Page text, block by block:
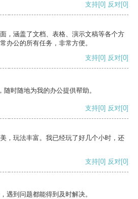
支持[0] 反对[0]
，涵盖了文档、表格、演示文稿等各个方
办公的所有任务，非常方便。
支持[0] 反对[0]
时随地为我的办公提供帮助。
支持[0] 反对[0]
，玩法丰富。我已经玩了好几个小时，还
支持[0] 反对[0]
遇到问题都能得到及时解决。